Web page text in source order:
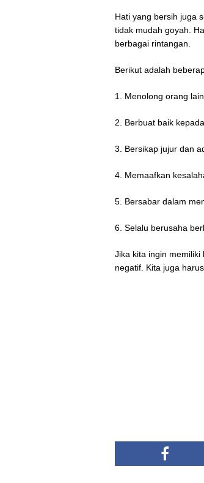
Hati yang bersih juga
tidak mudah goyah.
berbagai rintangan.
Berikut adalah
1. Menolong orang
2. Berbuat baik
3. Bersikap jujur dan
4. Memaafkan
5. Bersabar dalam
6. Selalu berusaha
Jika kita ingin
negatif. Kita juga